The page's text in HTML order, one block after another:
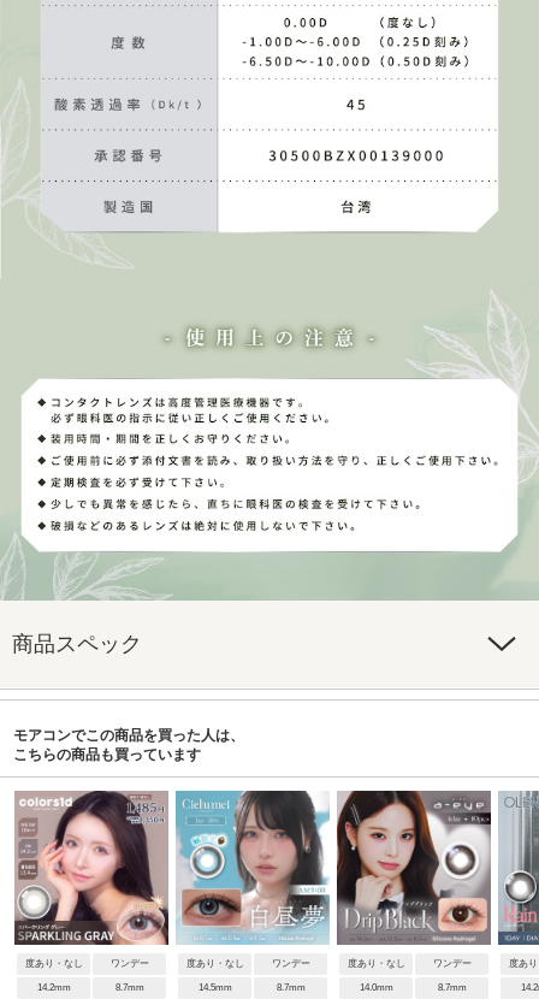
商品スペック
モアコンでこの商品を買った人は、
こちらの商品も買っています
度あり・なし ワンデー
14.2mm 8.7mm
度あり・なし ワンデー
14.5mm 8.7mm
度あり・なし ワンデー
14.0mm 8.7mm
度あ